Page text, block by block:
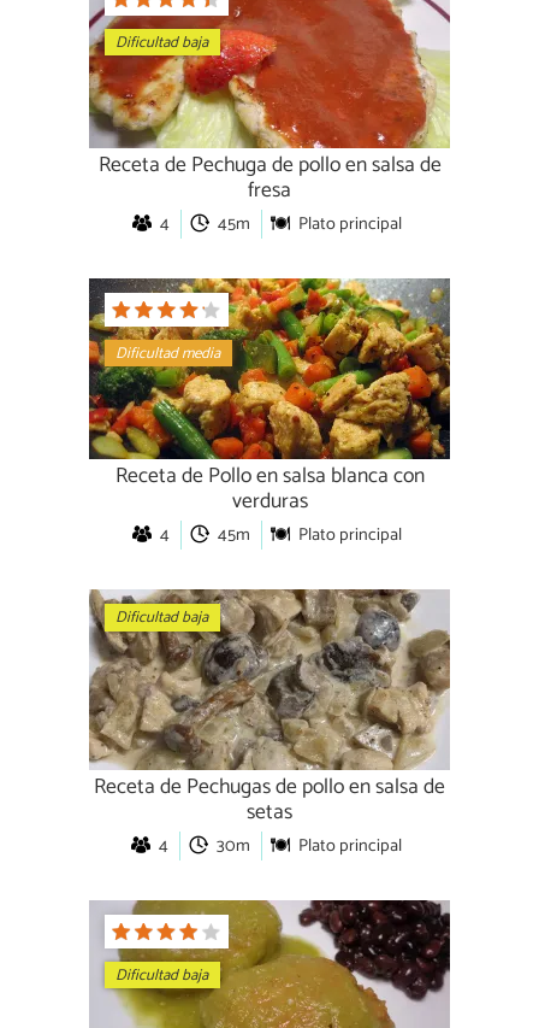
Dificultad baja
Receta de Pechuga de pollo en salsa de
fresa
4 45m Plato principal
Dificultad media
Receta de Pollo en salsa blanca con
verduras
4 45m Plato principal
Dificultad baja
Receta de Pechugas de pollo en salsa de
setas
4 30m Plato principal
Dificultad baja